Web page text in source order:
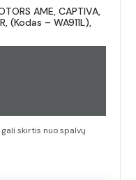
AME, CAPTIVA,
(Kodas – WA911L),
skirtis nuo spalvų